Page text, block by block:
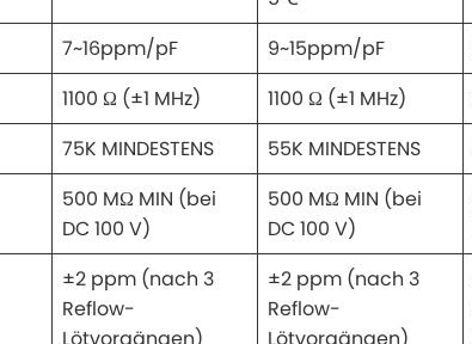
7~16ppm/pF 9~15ppm/pF
1100 Ω (±1 MHz) 1100 Ω (±1 MHz)
75K MINDESTENS 55K MINDESTENS
500 MΩ MIN (bei
DC 100 V)
500 MΩ MIN (bei
DC 100 V)
±2 ppm (nach 3
Reflow-
Lötvorgängen)
±2 ppm (nach 3
Reflow-
Lötvorgängen)